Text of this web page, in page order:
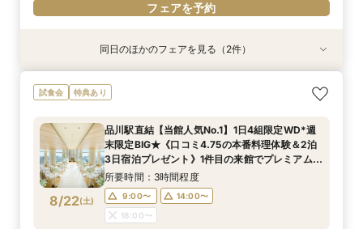
フェアを予約
8/21(金
【オンライン相談会】ご自宅からPCやスマホに
て
13:00〜
14:00〜
15:00〜
16:00〜
17:00〜
フェアを予約
8/21(金
90分で完結◆お得なブライダルフェア◆
11:00〜
13:00〜
15:00〜
17:00〜
フェアを予約
同日のほかのフェアを見る（2件）
試食会 特典あり
8/22(土)
品川駅直結【当館人気No.1】1日4組限定WD*週
末限定BIG★《口コミ4.75の本番料理体験＆2泊
3日宿泊プレゼント》1件目の来館でプレミアム特
典＆最大80万円ご優待付き
所要時間：3時間程度
9:00〜
14:00〜
18:00〜